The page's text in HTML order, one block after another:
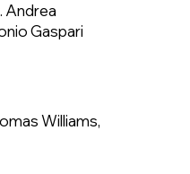
Gaspari
Williams,